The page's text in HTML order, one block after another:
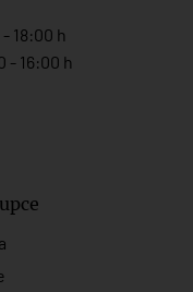
18:00 h
- 16:00 h